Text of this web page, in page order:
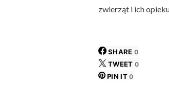
zwierząt i ich
SHARE 0
TWEET 0
PIN IT 0